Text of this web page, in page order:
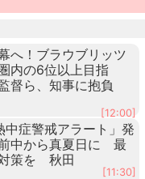
へ！ブラウブリッツ
内の6位以上目指
督ら、知事に抱負
[12:00]
中症警戒アラート」発
中から真夏日に 最
策を 秋田
[11:30]